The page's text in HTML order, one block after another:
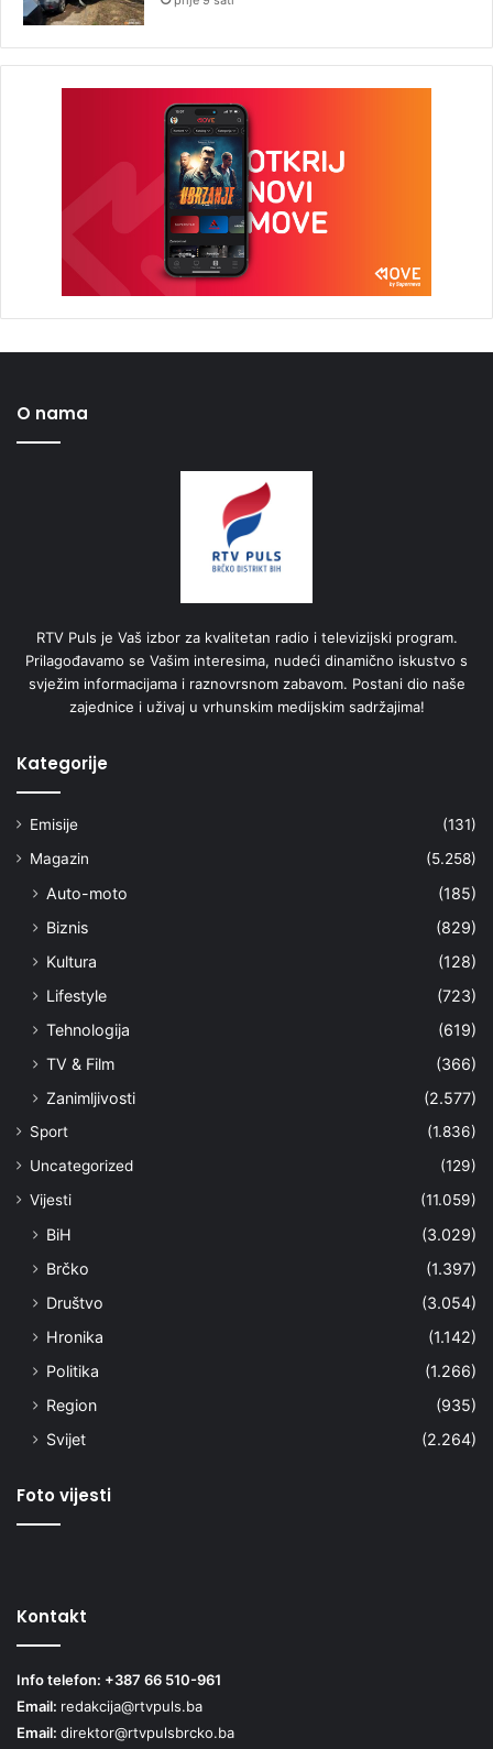
O nama
RTV Puls je Vaš izbor za kvalitetan radio i televizijski program.
Prilagođavamo se Vašim interesima, nudeći dinamično iskustvo s
svježim informacijama i raznovrsnom zabavom. Postani dio naše
zajednice i uživaj u vrhunskim medijskim sadržajima!
Kategorije
Emisije
(131)
Magazin
(5.258)
Auto-moto
(185)
Biznis
(829)
Kultura
(128)
Lifestyle
(723)
Tehnologija
(619)
TV & Film
(366)
Zanimljivosti
(2.577)
Sport
(1.836)
Uncategorized
(129)
Vijesti
(11.059)
BiH
(3.029)
Brčko
(1.397)
Društvo
(3.054)
Hronika
(1.142)
Politika
(1.266)
Region
(935)
Svijet
(2.264)
Foto vijesti
Kontakt
Info telefon: +387 66 510-961
Email: redakcija@rtvpuls.ba
Email: direktor@rtvpulsbrcko.ba